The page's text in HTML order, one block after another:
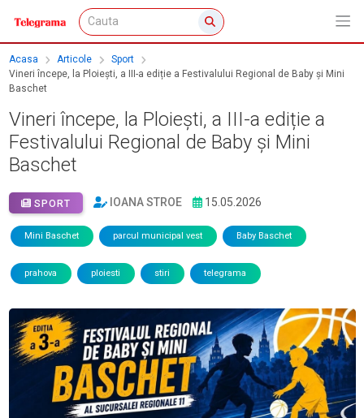
Acasa Articole
Sport
Vineri începe, la Ploiești, a III-a ediție a Festivalului Regional de Baby și Mini
Baschet
Vineri începe, la Ploiești, a III-a ediție a
Festivalului Regional de Baby și Mini
Baschet
SPORT IOANA STROE 15.05.2026
Mini Baschet parcul municipal vest Baby Baschet
prahova ploiesti stiri telegrama